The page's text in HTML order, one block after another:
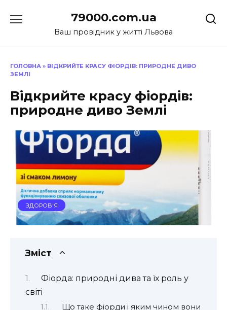
до
79000.com.ua
Ваш провідник у житті Львова
ГОЛОВНА » ВІДКРИЙТЕ КРАСУ ФІОРДІВ: ПРИРОДНЕ ДИВО
ЗЕМЛІ
Відкрийте красу фіордів:
природне диво Землі
ЗДОРОВ'Я
Зміст
Фіорда: природні дива та їх роль у
світі
Що таке фіорди і яким чином вони